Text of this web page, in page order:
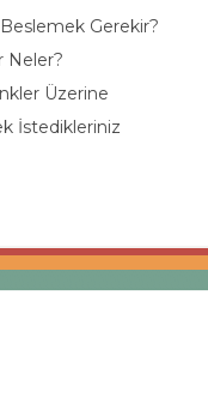
Gerekir?
Neler?
Üzerine
İstedikleriniz